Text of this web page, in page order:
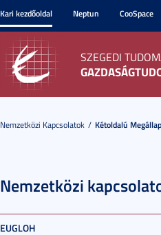
Kari kezdőoldal Neptun CooSpace
SZEGEDI
Nemzetközi Kapcsolatok Kétoldalú
Nemzetközi
EUGLOH